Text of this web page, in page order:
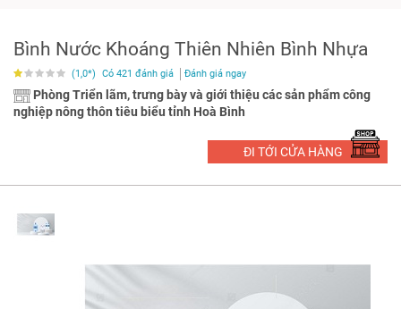
Bình Nước Khoáng Thiên Nhiên Bình Nhựa
(1,0*) Có 421 đánh giá Đánh giá ngay
Phòng Triển lãm, trưng bày và giới thiệu các sản phẩm công
nghiệp nông thôn tiêu biểu tỉnh Hoà Bình
ĐI TỚI CỬA HÀNG